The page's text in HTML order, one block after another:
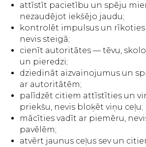
attīstīt pacietību un spēju
nezaudējot iekšējo jaudu;
kontrolēt impulsus un
nevis steigā;
cienīt autoritātes — tēvu,
un pieredzi;
dziedināt aizvainojumus un
ar autoritātēm;
palīdzēt citiem attīstīties un
priekšu, nevis bloķēt viņu ceļu;
mācīties vadīt ar piemēru,
pavēlēm;
atvērt jaunus ceļus sev un